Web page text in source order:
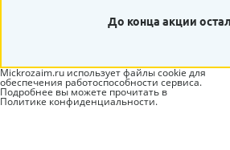
До конца акции
Mickrozaim.ru использует файлы cookie для
обеспечения работоспособности сервиса.
Подробнее вы можете прочитать в
Политике конфиденциальности.